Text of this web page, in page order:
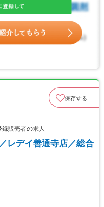
保存する
販売者の求人
レデイ善通寺店／総合